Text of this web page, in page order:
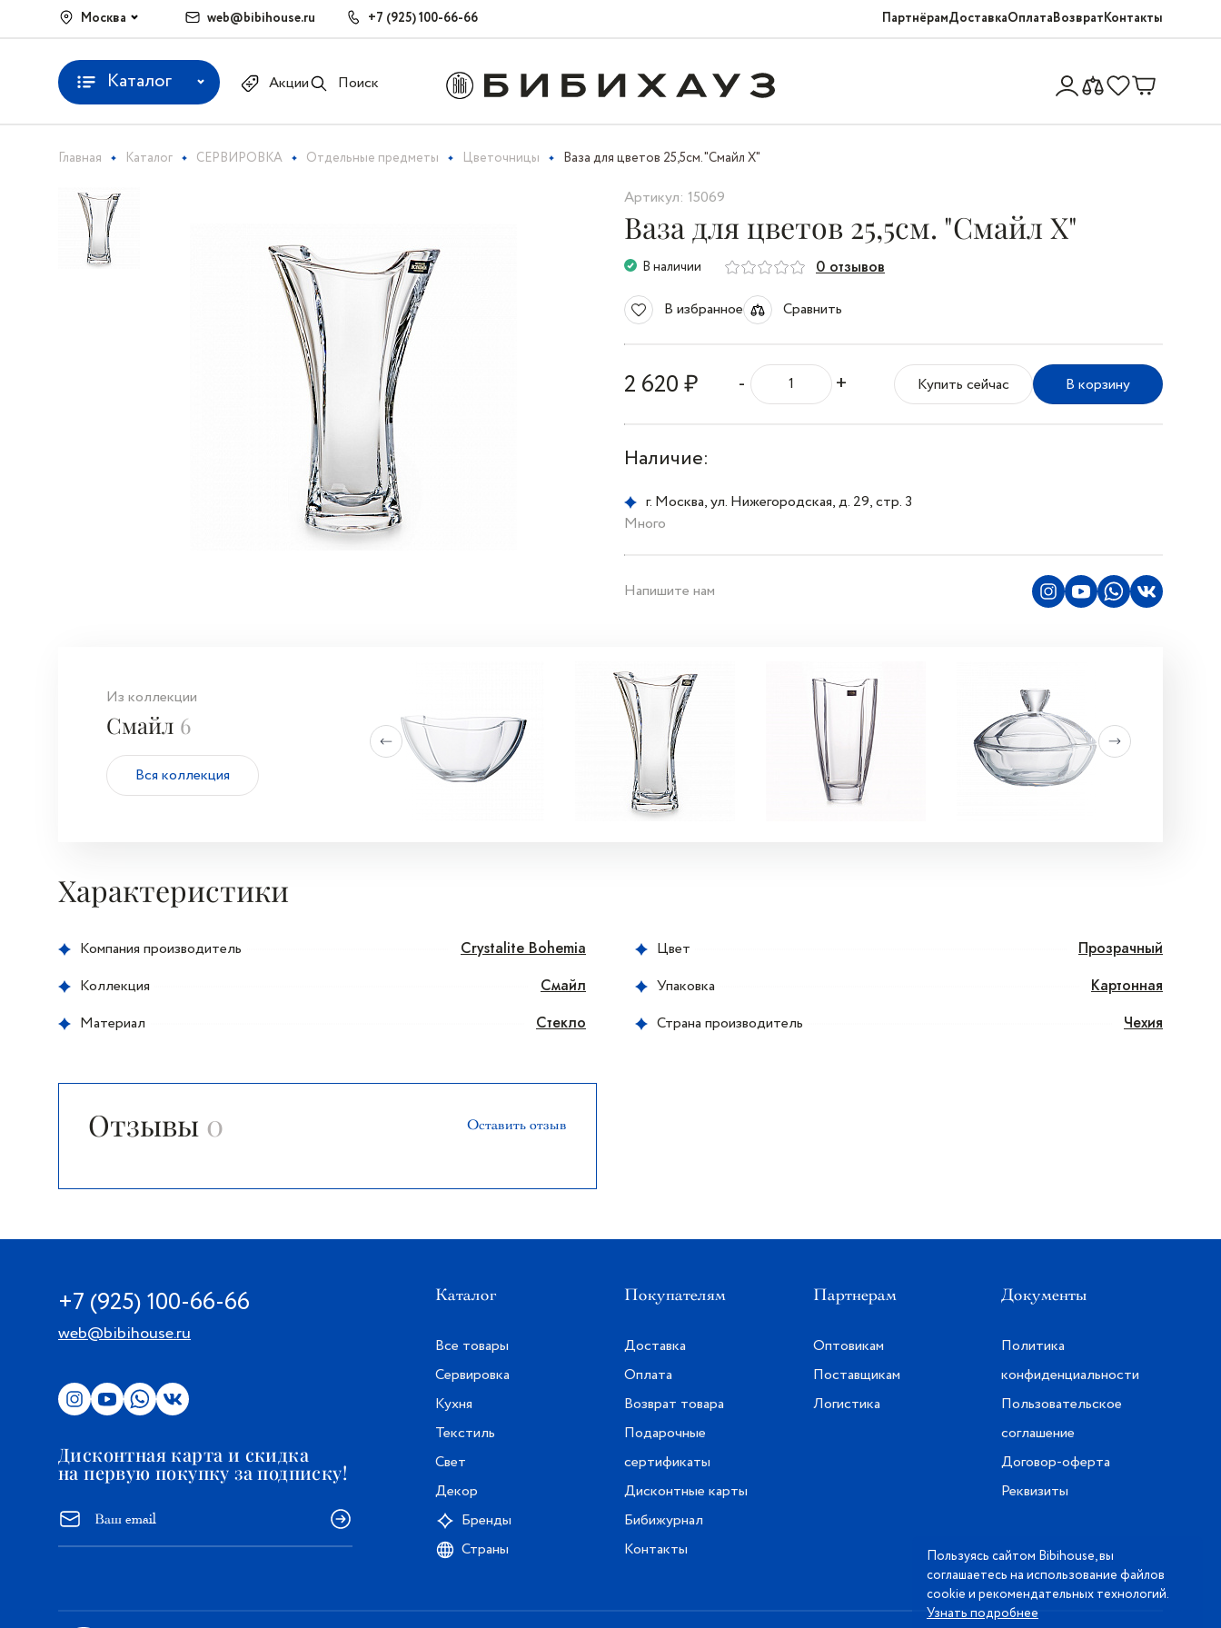
Москва web@bibihouse.ru +7 (925) 100-66-66 ПартнёрамДоставкаОплатаВозвратКонтакты
Каталог Акции Поиск
Главная Каталог СЕРВИРОВКА Отдельные предметы Цветочницы Ваза для цветов 25,5cм. "Смайл X"
Артикул: 15069
Ваза для цветов 25,5cм. "Смайл X"
В наличии 0 отзывов
В избранное Сравнить
2 620 ₽ - + Купить сейчас В корзину
Наличие:
г. Москва, ул. Нижегородская, д. 29, стр. 3
Много
Напишите нам
Из коллекции
Смайл 6
Вся коллекция
Характеристики
Компания производитель
Crystalite Bohemia
Коллекция
Смайл
Материал
Стекло
Цвет
Прозрачный
Упаковка
Картонная
Страна производитель
Чехия
Отзывы 0 Оставить отзыв
+7 (925) 100-66-66
web@bibihouse.ru
Дисконтная карта и скидка
на первую покупку за подписку!
Каталог
Все товары
Сервировка
Кухня
Текстиль
Свет
Декор
Бренды
Страны
Покупателям
Доставка
Оплата
Возврат товара
Подарочные
сертификаты
Дисконтные карты
Бибижурнал
Контакты
Партнерам
Оптовикам
Поставщикам
Логистика
Документы
Политика
конфиденциальности
Пользовательское
соглашение
Договор-оферта
Реквизиты
Пользуясь сайтом Bibihouse, вы
соглашаетесь на использование файлов
cookie и рекомендательных технологий.
Узнать подробнее